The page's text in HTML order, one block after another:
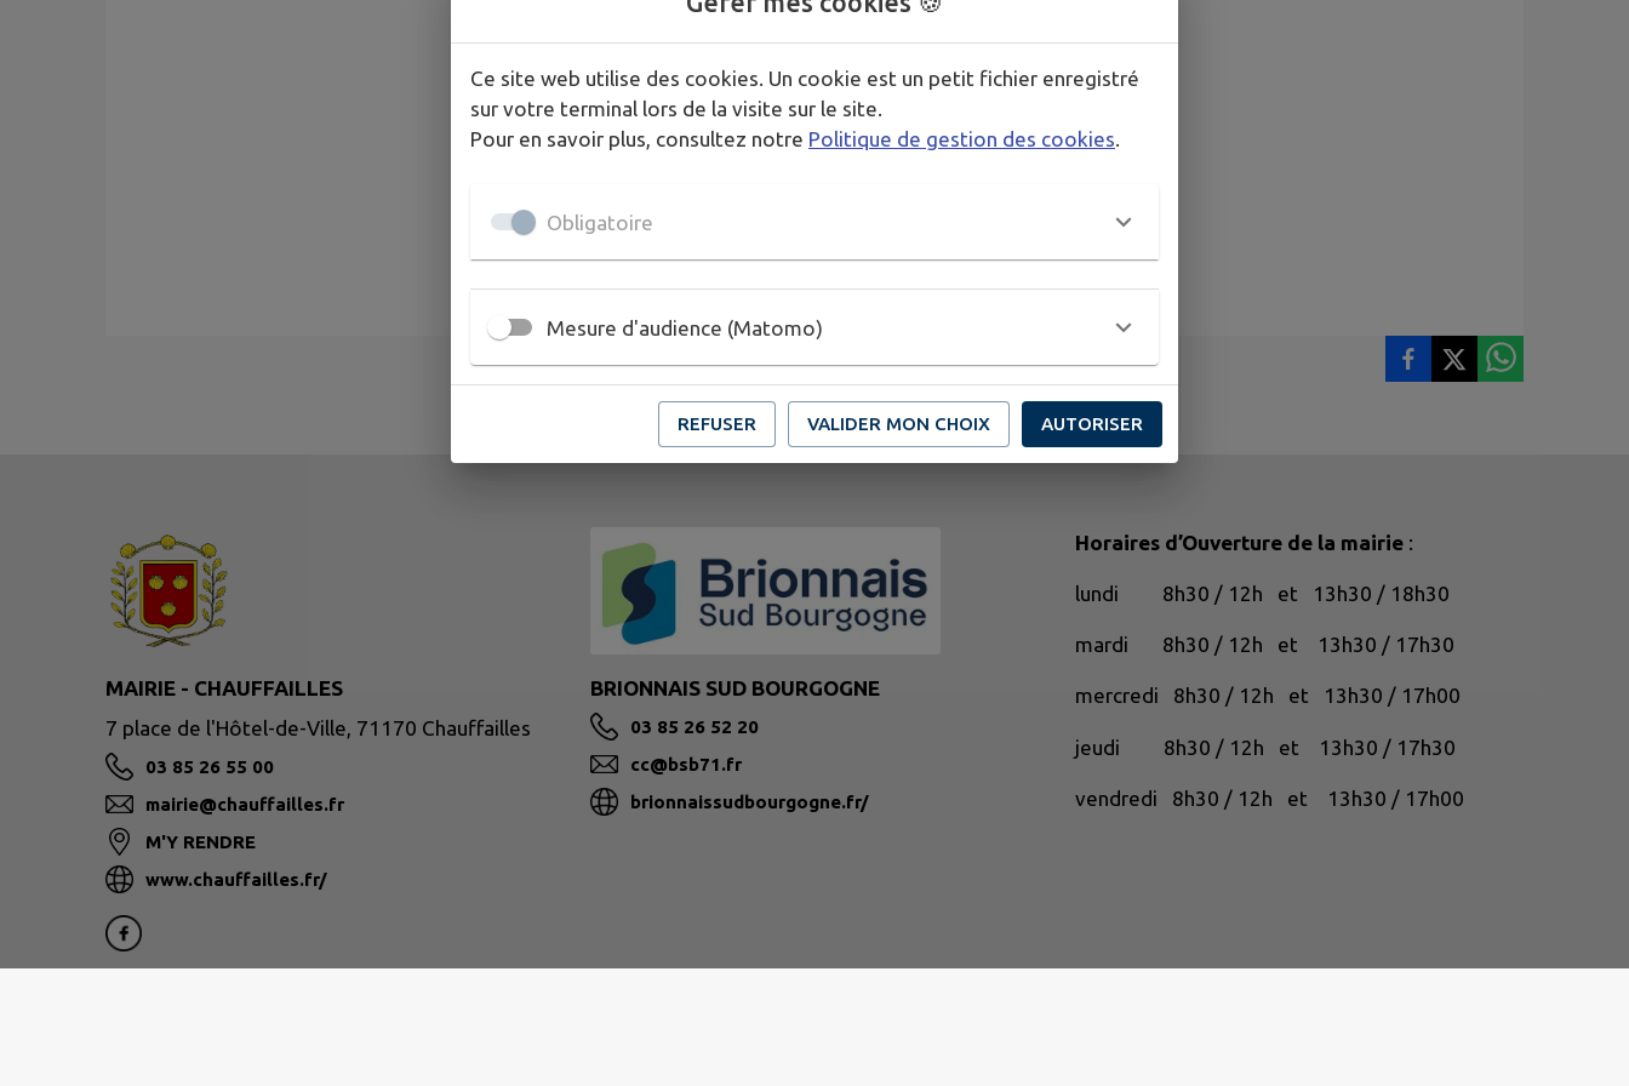
MAIRIE - CHAUFFAILLES
7 place de l'Hôtel-de-Ville, 71170 Chauffailles
03 85 26 55 00
mairie@chauffailles.fr
M'Y RENDRE
www.chauffailles.fr/
BRIONNAIS SUD BOURGOGNE
03 85 26 52 20
cc@bsb71.fr
brionnaissudbourgogne.fr/
Horaires d’Ouverture de la mairie :
lundi 8h30 / 12h et 13h30 / 18h30
mardi 8h30 / 12h et 13h30 / 17h30
mercredi 8h30 / 12h et 13h30 / 17h00
jeudi 8h30 / 12h et 13h30 / 17h30
vendredi 8h30 / 12h et 13h30 / 17h00
Ce site web utilise des cookies. Un cookie est un petit fichier enregistré
sur votre terminal lors de la visite sur le site.
Pour en savoir plus, consultez notre Politique de gestion des cookies.
Obligatoire
Mesure d'audience (Matomo)
REFUSER VALIDER MON CHOIX AUTORISER